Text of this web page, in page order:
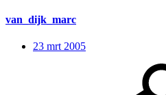
van_dijk_marc
23 mrt 2005